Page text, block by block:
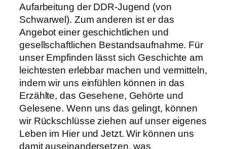
Aufarbeitung der DDR-Jugend (von
Schwarwel). Zum anderen ist er das
Angebot einer geschichtlichen und
gesellschaftlichen Bestandsaufnahme. Für
unser Empfinden lässt sich Geschichte am
leichtesten erlebbar machen und vermitteln,
indem wir uns einfühlen können in das
Erzählte, das Gesehene, Gehörte und
Gelesene. Wenn uns das gelingt, können
wir Rückschlüsse ziehen auf unser eigenes
Leben im Hier und Jetzt. Wir können uns
damit auseinandersetzen, was